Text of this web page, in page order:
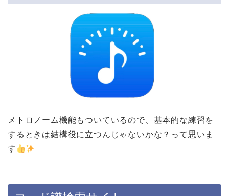
メトロノーム機能もついているので、基本的な練習を
するときは結構役に立つんじゃないかな？って思いま
す